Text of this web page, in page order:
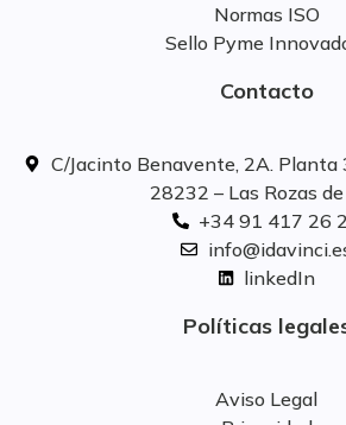
Normas ISO
Sello Pyme
Contacto
C/Jacinto Benavente, 2A. Planta
28232 – Las Rozas
+34 91 417 26
linkedIn
Políticas
Aviso Legal